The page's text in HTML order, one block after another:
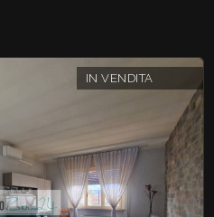
IN VENDITA